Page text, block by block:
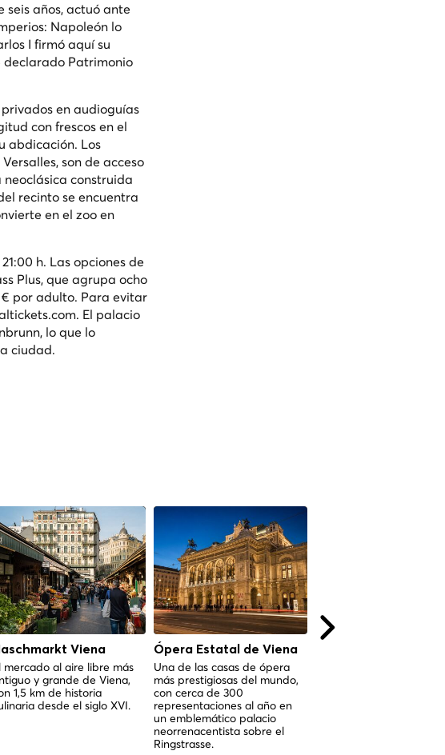
seis años, actuó ante
Napoleón lo
I firmó aquí su
declarado Patrimonio
en audioguías
con frescos en el
abdicación. Los
son de acceso
construida
recinto se encuentra
en el zoo en
h. Las opciones de
Plus, que agrupa ocho
por adulto. Para evitar
El palacio
lo que lo
ciudad.
Viena
mercado al aire libre más
y grande de Viena,
1,5 km de historia
desde el siglo XVI.
Ópera Estatal de Viena
Una de las casas de ópera
más prestigiosas del mundo,
con cerca de 300
representaciones al año en
un emblemático palacio
neorrenacentista sobre el
Ringstrasse.